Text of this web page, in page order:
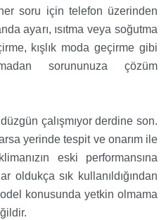
soru için telefon üzerinden
ayarı, ısıtma veya soğutma
kışlık moda geçirme gibi
sorununuza çözüm
çalışmıyor derdine son.
yerinde tespit ve onarım ile
eski performansına
oldukça sık kullanıldığından
konusunda yetkin olmama